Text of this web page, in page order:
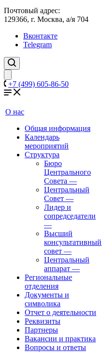
Почтовый адрес:
129366, г. Москва, а/я 704
Вконтакте
Telegram
+7 (499) 605-86-50
О нас
Общая информация
Календарь
мероприятий
Структура
Бюро
Центрального
Совета —
Центральный
Совет —
Лидер и
сопредседатели
—
Высший
консультативный
совет —
Центральный
аппарат —
Региональные
отделения
Документы и
символика
Отчет о деятельности
Реквизиты
Партнеры
Вакансии и практика
Вопросы и ответы